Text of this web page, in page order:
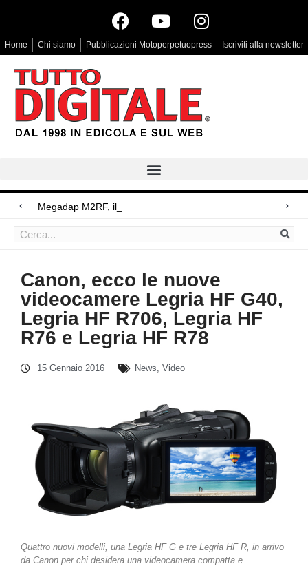
Home Chi siamo Pubblicazioni Motoperpetuopress Iscriviti alla newsletter
Megadap M2RF, il primo adattatore
Arri Rental, evoluzioni in arrivo
Canon, ecco le nuove
videocamere Legria HF G40,
Legria HF R706, Legria HF
R76 e Legria HF R78
15 Gennaio 2016 News, Video
Quattro nuovi modelli, una Legria HF G e tre Legria HF R, in arrivo
da Canon per chi desidera una videocamera compatta e